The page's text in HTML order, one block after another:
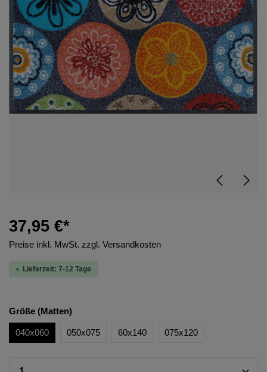
37,95 €*
Preise inkl. MwSt. zzgl. Versandkosten
Lieferzeit: 7-12 Tage
Größe (Matten)
040x060 050x075 60x140 075x120